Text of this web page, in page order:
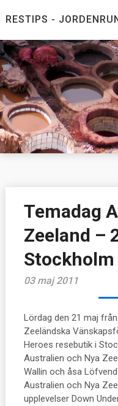
toRESTIPS -
Tusen Restips från hela
Temadag
Zeeland –
Stockholm
03 maj 2011
Lördag den 21 maj
Zeeländska
Heroes resebutik i
Australien och Nya
Wallin och åsa
Australien och Nya
upplevelser Down